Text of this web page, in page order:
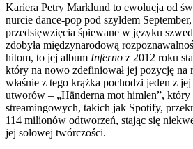
Kariera Petry Marklund to ewolucja od
nurcie dance-pop pod szyldem
przedsięwzięcia śpiewane w języku
zdobyła międzynarodową
hitom, to jej album Inferno z 2012 roku
który na nowo zdefiniował jej pozycję na
właśnie z tego krążka pochodzi jeden z
utworów – „Händerna mot himlen”, który
streamingowych, takich jak Spotify,
114 milionów odtworzeń, stając się
jej solowej twórczości.